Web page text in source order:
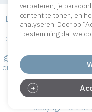
verbeteren, je
content te tonen, en
analyseren. Door op
toestemming dat we
De informatie die we
de huidige algemene
publiekelijk wordt
geplaatst door
en zijn op geen enkele
Copyright ©